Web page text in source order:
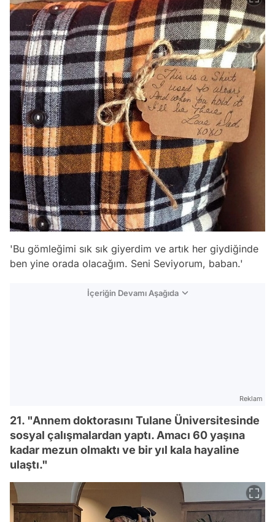
'Bu gömleğimi sık sık giyerdim ve artık her giydiğinde
ben yine orada olacağım. Seni Seviyorum, baban.'
İçeriğin Devamı Aşağıda
Reklam
21. "Annem doktorasını Tulane Üniversitesinde
sosyal çalışmalardan yaptı. Amacı 60 yaşına
kadar mezun olmaktı ve bir yıl kala hayaline
ulaştı."